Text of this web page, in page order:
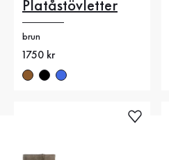
Platåstövletter
brun
Nytt pris
1750 kr